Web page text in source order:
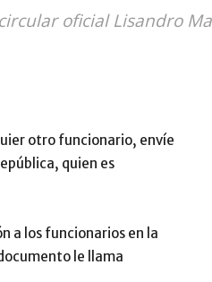
oficial Lisandro
otro funcionario, envíe
quien es
a los funcionarios en la
le llama